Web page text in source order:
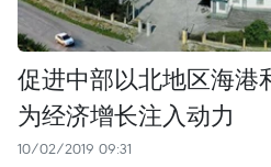
促进中部以北地区海港
为经济增长注入动力
10/02/2019 09:31